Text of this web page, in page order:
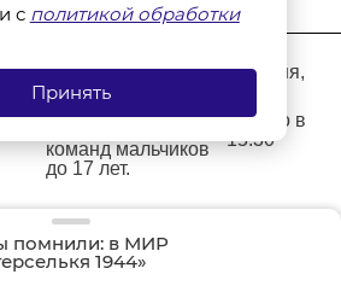
Первенство
Ленинградской
команд мальчиков
до 17 лет.
ФК «Кировец» -
ФК «Тосно»
(Тосно).
07 июня,
начало в
15:30
помнили: в МИР
1944»
снова
с политикой обработки
Принять